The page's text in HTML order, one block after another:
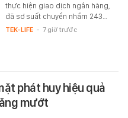
thực hiện giao dịch ngân hàng,
đã sơ suất chuyển nhầm 243…
TEK-LIFE - 7 giờ trước
phát huy hiệu quả
mướt